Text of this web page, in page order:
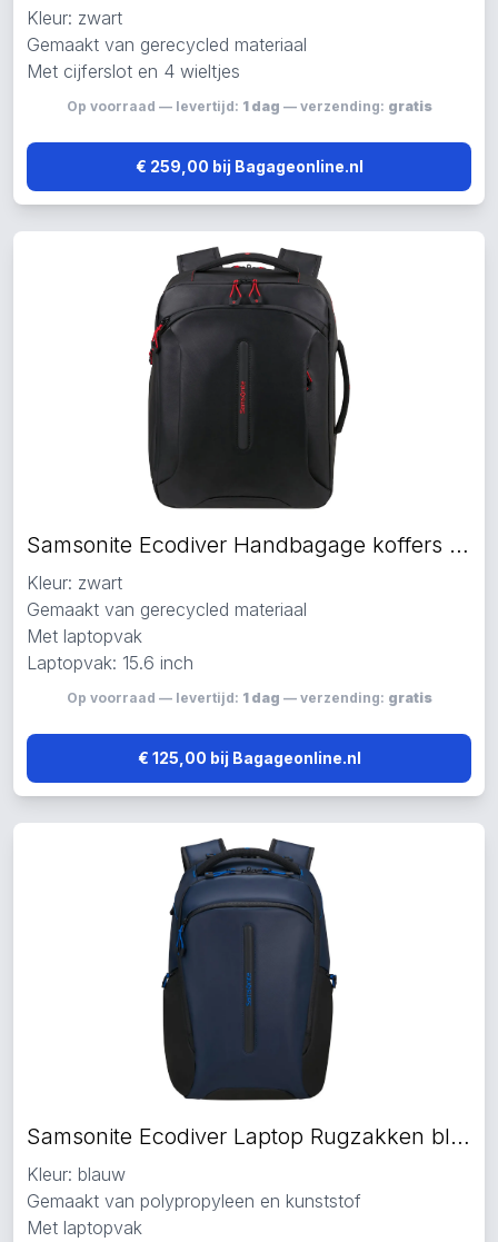
Kleur: zwart
Gemaakt van gerecycled materiaal
Met cijferslot en 4 wieltjes
Op voorraad — levertijd: 1 dag — verzending: gratis
€ 259,00 bij Bagageonline.nl
Samsonite Ecodiver Handbagage koffers zwart
Kleur: zwart
Gemaakt van gerecycled materiaal
Met laptopvak
Laptopvak: 15.6 inch
Op voorraad — levertijd: 1 dag — verzending: gratis
€ 125,00 bij Bagageonline.nl
Samsonite Ecodiver Laptop Rugzakken blauw
Kleur: blauw
Gemaakt van polypropyleen en kunststof
Met laptopvak